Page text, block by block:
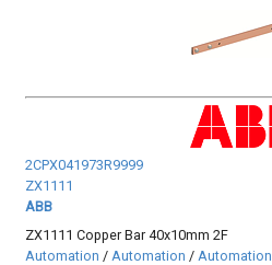
2CPX041973R9999
ZX1111
ABB
ZX1111 Copper Bar 40x10mm 2F
Automation / Automation / Automation